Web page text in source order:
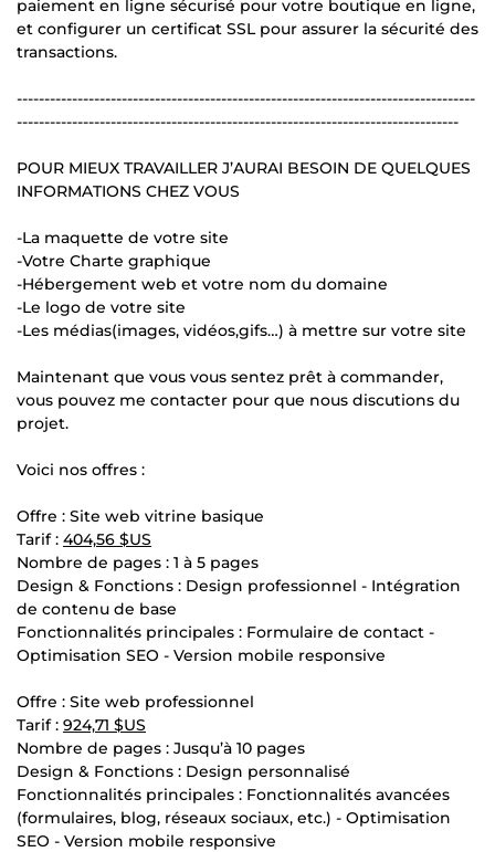
paiement en ligne sécurisé pour votre boutique en ligne,
et configurer un certificat SSL pour assurer la sécurité des
transactions.
-----------------------------------------------------------------------------------
--------------------------------------------------------------------------------
POUR MIEUX TRAVAILLER J’AURAI BESOIN DE QUELQUES
INFORMATIONS CHEZ VOUS
-La maquette de votre site
-Votre Charte graphique
-Hébergement web et votre nom du domaine
-Le logo de votre site
-Les médias(images, vidéos,gifs…) à mettre sur votre site
Maintenant que vous vous sentez prêt à commander,
vous pouvez me contacter pour que nous discutions du
projet.
Voici nos offres :
Offre : Site web vitrine basique
Tarif : 404,56 $US
Nombre de pages : 1 à 5 pages
Design & Fonctions : Design professionnel - Intégration
de contenu de base
Fonctionnalités principales : Formulaire de contact -
Optimisation SEO - Version mobile responsive
Offre : Site web professionnel
Tarif : 924,71 $US
Nombre de pages : Jusqu’à 10 pages
Design & Fonctions : Design personnalisé
Fonctionnalités principales : Fonctionnalités avancées
(formulaires, blog, réseaux sociaux, etc.) - Optimisation
SEO - Version mobile responsive